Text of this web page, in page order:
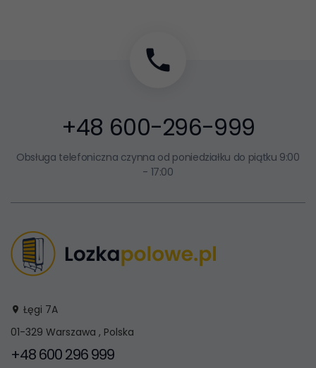
+48 600-296-999
Obsługa telefoniczna czynna od poniedziałku do piątku 9:00
- 17:00
Łęgi 7A
01-329 Warszawa , Polska
+48 600 296 999